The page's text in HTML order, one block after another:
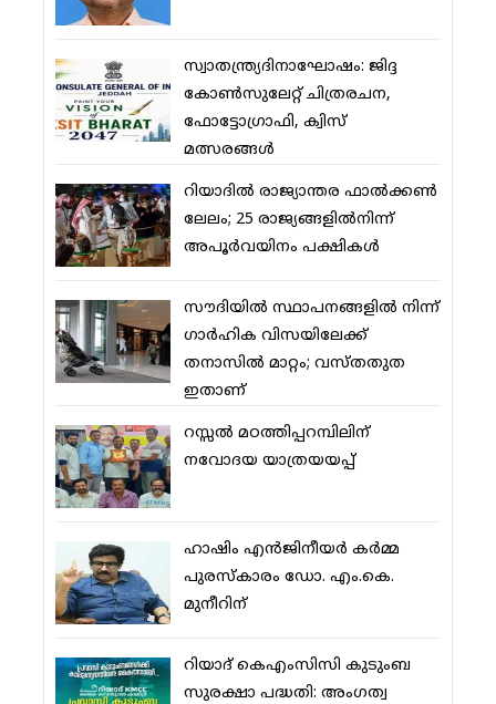
സ്വാതന്ത്ര്യദിനാഘോഷം: ജിദ്ദ
കോണ്‍സുലേറ്റ് ചിത്രരചന,
ഫോട്ടോഗ്രാഫി, ക്വിസ്
മത്സരങ്ങള്‍
റിയാദില്‍ രാജ്യാന്തര ഫാല്‍ക്കണ്‍
ലേലം; 25 രാജ്യങ്ങളില്‍നിന്ന്
അപൂര്‍വയിനം പക്ഷികള്‍
സൗദിയില്‍ സ്ഥാപനങ്ങളില്‍ നിന്ന്
ഗാര്‍ഹിക വിസയിലേക്ക്
തനാസില്‍ മാറ്റം; വസ്തതുത
ഇതാണ്
റസ്സല്‍ മഠത്തിപ്പറമ്പിലിന്
നവോദയ യാത്രയയപ്പ്
ഹാഷിം എന്‍ജിനീയര്‍ കര്‍മ്മ
പുരസ്‌കാരം ഡോ. എം.കെ.
മുനീറിന്
റിയാദ് കെഎംസിസി കുടുംബ
സുരക്ഷാ പദ്ധതി: അംഗത്വ